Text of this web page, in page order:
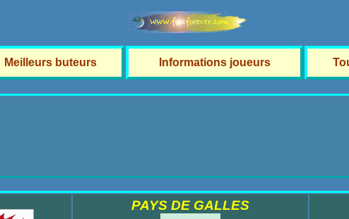
Meilleurs buteurs Informations joueurs
PAYS DE GALLES